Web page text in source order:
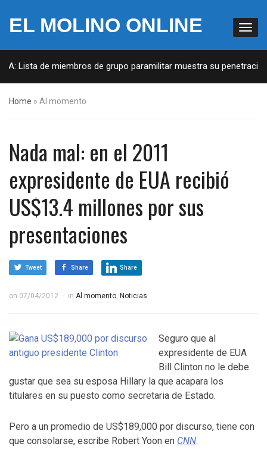
EL MOLINO ONLINE
Lista de miembros de grupo paramilitar muestra su penetración
Home » Al momento
Nada mal: en el 2011
expresidente de EUA recibió
US$13.4 millones por sus
presentaciones
Tweet Share Share
on 07/04/2012 in Al momento, Noticias
Seguro que al
expresidente de EUA
Bill Clinton no le debe
gustar que sea su esposa Hillary la que acapara los
titulares en su puesto como secretaria de Estado.
Pero a un promedio de US$189,000 por discurso, tiene con
que consolarse, escribe Robert Yoon en CNN.